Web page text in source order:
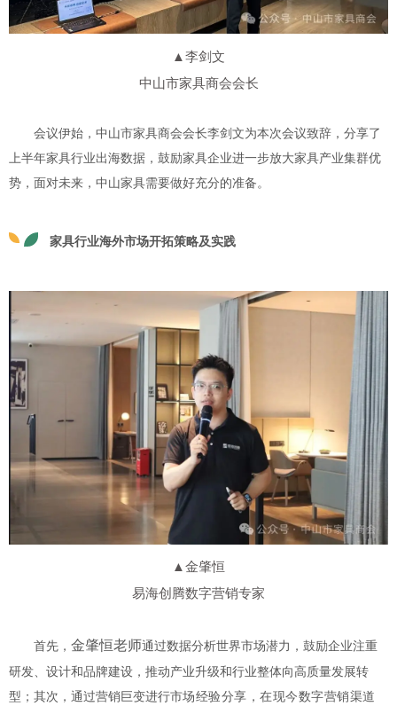
▲李剑文
中山市家具商会会长
会议伊始， 中山市家具商会会长李剑文为本次会议致辞，分享了
上半年家具行业出海数据，鼓励家具企业进一步放大家具产业集群优
势，面对未来，中山家具需要做好充分的准备。
家具行业海外市场开拓策略及实践
▲金肇恒
易海创腾数字营销专家
首先， 金肇恒老师通过数据分析世界市场潜力，鼓励企业注重
研发、设计和品牌建设，推动产业升级和行业整体向高质量发展转
型；其次，通过营销巨变进行市场经验分享，在现今数字营销渠道